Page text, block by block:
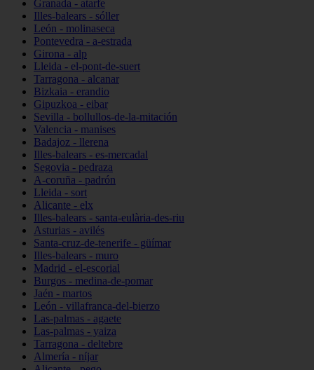
Granada - atarfe
Illes-balears - sóller
León - molinaseca
Pontevedra - a-estrada
Girona - alp
Lleida - el-pont-de-suert
Tarragona - alcanar
Bizkaia - erandio
Gipuzkoa - eibar
Sevilla - bollullos-de-la-mitación
Valencia - manises
Badajoz - llerena
Illes-balears - es-mercadal
Segovia - pedraza
A-coruña - padrón
Lleida - sort
Alicante - elx
Illes-balears - santa-eulària-des-riu
Asturias - avilés
Santa-cruz-de-tenerife - güímar
Illes-balears - muro
Madrid - el-escorial
Burgos - medina-de-pomar
Jaén - martos
León - villafranca-del-bierzo
Las-palmas - agaete
Las-palmas - yaiza
Tarragona - deltebre
Almería - níjar